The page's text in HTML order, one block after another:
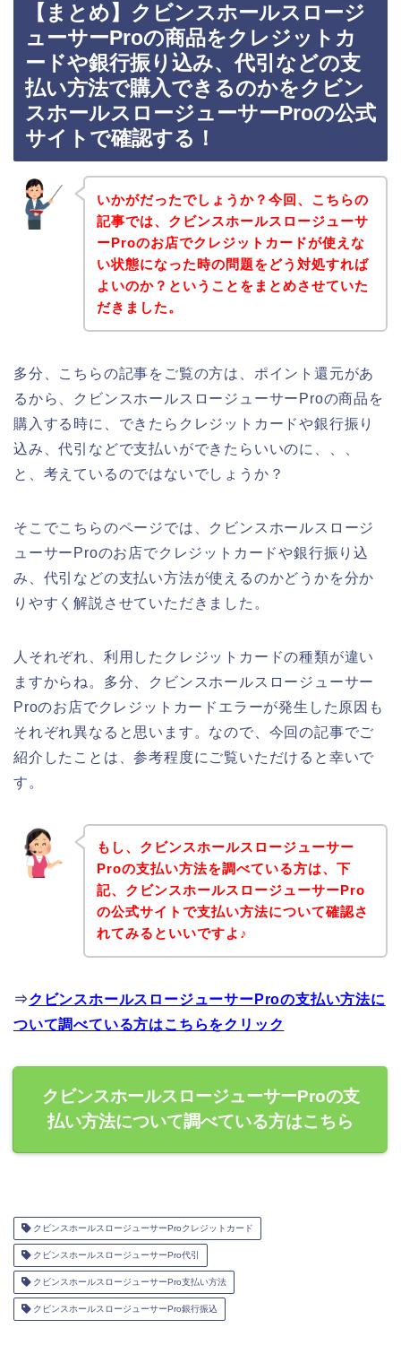
【まとめ】クビンスホールスロージ
ューサーProの商品をクレジットカ
ードや銀行振り込み、代引などの支
払い方法で購入できるのかをクビン
スホールスロージューサーProの公式
サイトで確認する！
いかがだったでしょうか？今回、こちらの
記事では、クビンスホールスロージューサ
ーProのお店でクレジットカードが使えな
い状態になった時の問題をどう対処すれば
よいのか？ということをまとめさせていた
だきました。
多分、こちらの記事をご覧の方は、ポイント還元があ
るから、クビンスホールスロージューサーProの商品を
購入する時に、できたらクレジットカードや銀行振り
込み、代引などで支払いができたらいいのに、、、
と、考えているのではないでしょうか？
そこでこちらのページでは、クビンスホールスロージ
ューサーProのお店でクレジットカードや銀行振り込
み、代引などの支払い方法が使えるのかどうかを分か
りやすく解説させていただきました。
人それぞれ、利用したクレジットカードの種類が違い
ますからね。多分、クビンスホールスロージューサー
Proのお店でクレジットカードエラーが発生した原因も
それぞれ異なると思います。なので、今回の記事でご
紹介したことは、参考程度にご覧いただけると幸いで
す。
もし、クビンスホールスロージューサー
Proの支払い方法を調べている方は、下
記、クビンスホールスロージューサーPro
の公式サイトで支払い方法について確認さ
れてみるといいですよ♪
⇒クビンスホールスロージューサーProの支払い方法に
ついて調べている方はこちらをクリック
クビンスホールスロージューサーProの支
払い方法について調べている方はこちら
クビンスホールスロージューサーProクレジットカード
クビンスホールスロージューサーPro代引
クビンスホールスロージューサーPro支払い方法
クビンスホールスロージューサーPro銀行振込